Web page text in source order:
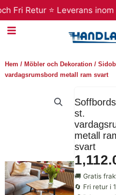
till
innehåll
Retur ⭐ Leverans inom 1-
Hem / Möbler och Dekoration /
vardagsrumsbord metall ram svart
st.
metall
svart
🚚 Gratis
🔄 Fri retur i